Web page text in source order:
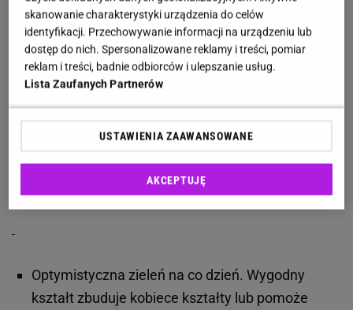
pomoże ukryć obfitą górę i wyeksponuje zgrabne
nogi. Poniżej kilka inspiracji.
Suknia wieczorowa w kolorze burgundu z
rozcięciem. Klasyczna opcja na święta, sylwestra
czy wieczór w teatrze.
Optymistyczna zieleń na co dzień. Wygodny
kształt zbuduje kobiece kształty lub pomoże
skanowanie charakterystyki urządzenia do celów
identyfikacji. Przechowywanie informacji na urządzeniu lub
dostęp do nich. Spersonalizowane reklamy i treści, pomiar
reklam i treści, badnie odbiorców i ulepszanie usług.
Lista Zaufanych Partnerów
USTAWIENIA ZAAWANSOWANE
AKCEPTUJĘ